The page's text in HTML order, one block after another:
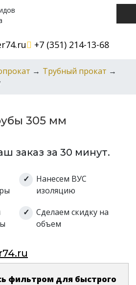
+7 (351) 214-13-68
→ Трубный прокат →
305 мм
заказ за 30 минут.
Нанесем ВУС
изоляцию
Сделаем скидку на
объем
фильтром для быстрого